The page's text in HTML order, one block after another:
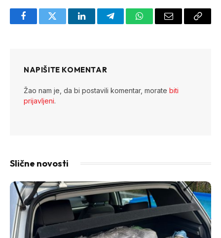
FacebookTwitter LinkedInTelegramWhatsAppEmail
Copy
NAPIŠITE KOMENTAR
Žao nam je, da bi postavili komentar, morate biti
prijavljeni.
Slične novosti